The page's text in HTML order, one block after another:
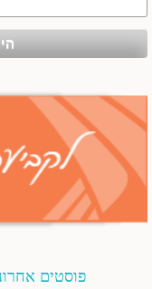
פוסטים